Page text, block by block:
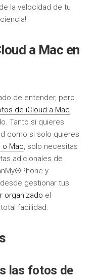
la velocidad de tu
a Mac en
de entender, pero
de iCloud a Mac
Tanto si quieres
como si solo quieres
o Mac, solo necesitas
adicionales de
y
gestionar tus
organizado el
facilidad.
las fotos de